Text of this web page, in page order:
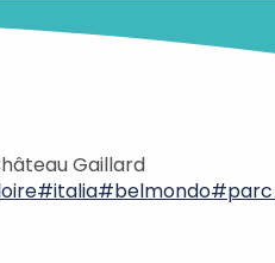
Gaillard
#italia#belmondo#parc